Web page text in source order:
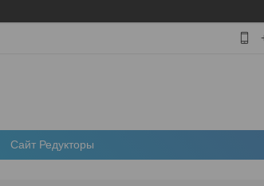
Сайт Редукторы